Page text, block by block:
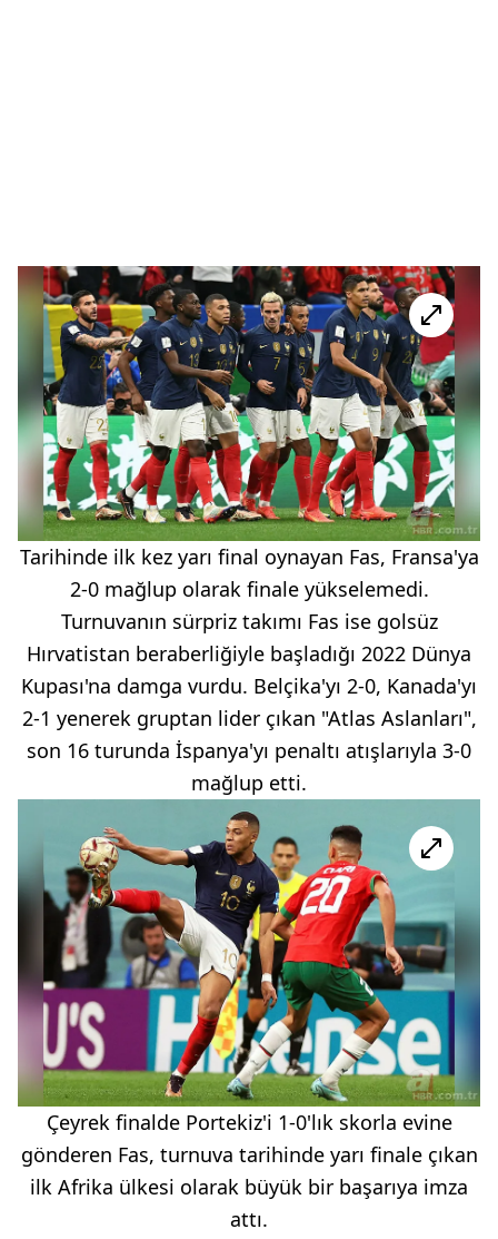
Tarihinde ilk kez yarı final oynayan Fas, Fransa'ya
2-0 mağlup olarak finale yükselemedi.
Turnuvanın sürpriz takımı Fas ise golsüz
Hırvatistan beraberliğiyle başladığı 2022 Dünya
Kupası'na damga vurdu. Belçika'yı 2-0, Kanada'yı
2-1 yenerek gruptan lider çıkan "Atlas Aslanları",
son 16 turunda İspanya'yı penaltı atışlarıyla 3-0
mağlup etti.
Çeyrek finalde Portekiz'i 1-0'lık skorla evine
gönderen Fas, turnuva tarihinde yarı finale çıkan
ilk Afrika ülkesi olarak büyük bir başarıya imza
attı.